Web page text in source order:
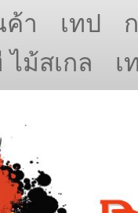
า เทป
ม้สเกล
เ